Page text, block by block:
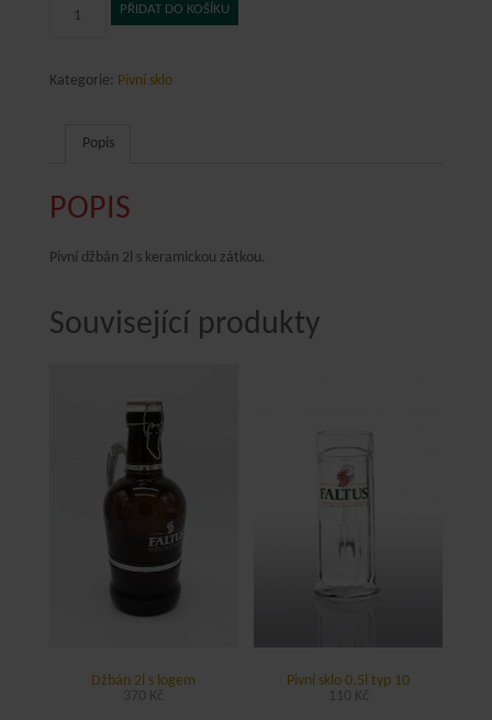
množství
PŘIDAT DO KOŠÍKU
Kategorie: Pivní sklo
Popis
POPIS
Pivní džbán 2l s keramickou zátkou.
Související produkty
Džbán 2l s logem
370 Kč
Pivní sklo 0,5l typ 10
110 Kč